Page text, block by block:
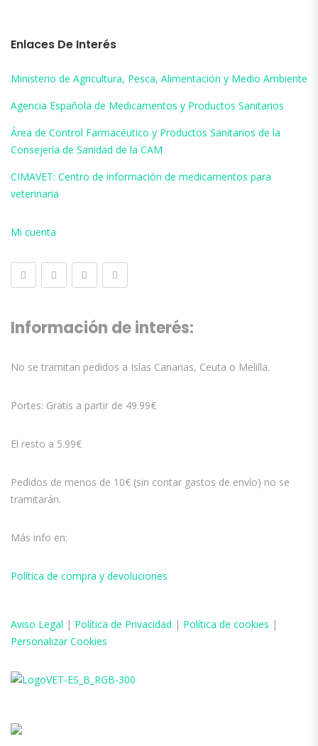
Enlaces De Interés
Ministerio de Agricultura, Pesca, Alimentación y Medio Ambiente
Agencia Española de Medicamentos y Productos Sanitarios
Área de Control Farmacéutico y Productos Sanitarios de la
Consejería de Sanidad de la CAM
CIMAVET: Centro de información de medicamentos para
veterinaria
Mi cuenta
Información de interés:
No se tramitan pedidos a Islas Canarias, Ceuta o Melilla.
Portes: Gratis a partir de 49.99€
El resto a 5.99€
Pedidos de menos de 10€ (sin contar gastos de envío) no se
tramitarán.
Más info en:
Política de compra y devoluciones
Aviso Legal | Política de Privacidad | Política de cookies |
Personalizar Cookies